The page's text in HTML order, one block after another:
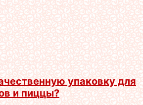
упаковку для
и пиццы?